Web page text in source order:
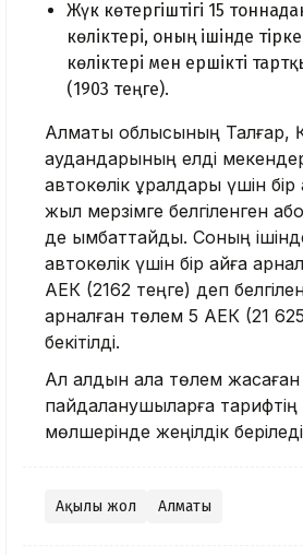
Жүк көтергіштігі 15
көліктері, оның ішінде
көліктері мен ершікті
(1903 теңге).
Алматы облысының Талғар,
аудандарының елді
автокөлік құралдары үшін
жыл мерзімге белгіленген
де қымбаттайды. Соның
автокөлік үшін бір айға
АЕК (2162 теңге) деп
арналған төлем 5 АЕК (21
бекітілді.
Ал алдын ала төлем жасаған
пайдаланушыларға тарифтің
мөлшерінде жеңілдік
Ақылы жол Алматы